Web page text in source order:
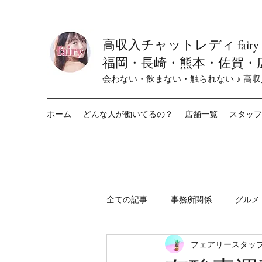
高収入チャットレディ
福岡・長崎・熊本・佐賀・
会わない・飲まない・触られない ♪ 高
ホーム どんな人が働いてるの？ 店舗一覧 スタッ
全ての記事 事務所関係 グルメ
fairy小倉店 fairy栄店
フェアリースタッ